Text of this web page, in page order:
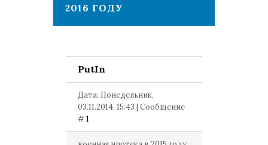
2016 ГОДУ
PutIn
Дата: Понедельник,
03.11.2014, 15:43 | Сообщение
#1